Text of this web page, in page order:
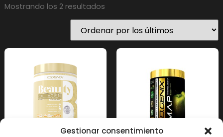
Gestionar consentimiento
Mostrando los 2 resultados